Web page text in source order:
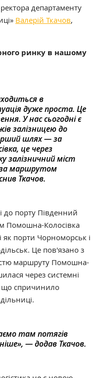
департаменту
Валерій Ткачов,
ринку в нашому
в
дуже проста. Це
У нас сьогодні є
залізницею до
шлях — за
це через
залізничний міст
за маршрутом
Ткачов.​
до порту Південний
Помошна-Колосівка
як порти Чорноморськ і
Це пов'язано з
маршруту Помошна-
через системні
що спричинило
там потягів
— додав Ткачов.​